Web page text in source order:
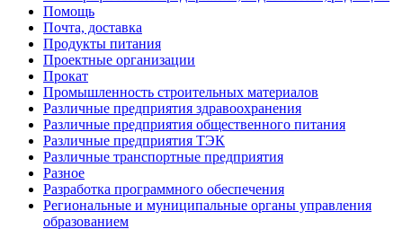
Помощь
Почта, доставка
Продукты питания
Проектные организации
Прокат
Промышленность строительных материалов
Различные предприятия здравоохранения
Различные предприятия общественного питания
Различные предприятия ТЭК
Различные транспортные предприятия
Разное
Разработка программного обеспечения
Региональные и муниципальные органы управления
образованием